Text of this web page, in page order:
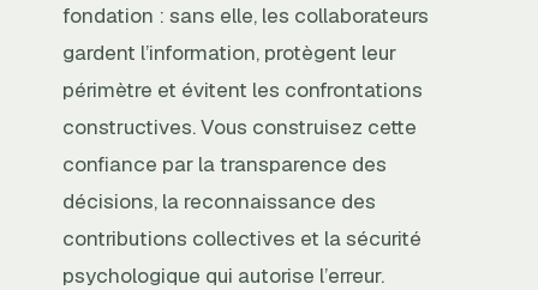
fondation : sans elle, les collaborateurs
gardent l’information, protègent leur
périmètre et évitent les confrontations
constructives. Vous construisez cette
confiance par la transparence des
décisions, la reconnaissance des
contributions collectives et la sécurité
psychologique qui autorise l’erreur.